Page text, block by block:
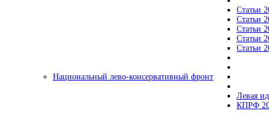
Статьи
Статьи
Статьи
Статьи
Статьи
Национальный лево-консервативный фронт
Левая
КПРФ